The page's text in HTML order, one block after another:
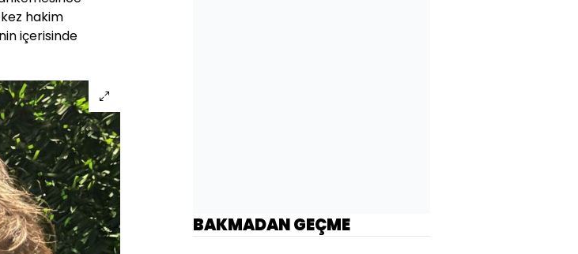
hakim
içerisinde
BAKMADAN GEÇME